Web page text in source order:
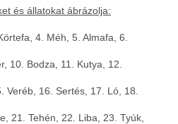
és állatokat ábrázolja:
4. Méh, 5. Almafa, 6.
10. Bodza, 11. Kutya, 12.
Veréb, 16. Sertés, 17. Ló, 18.
21. Tehén, 22. Liba, 23. Tyúk,